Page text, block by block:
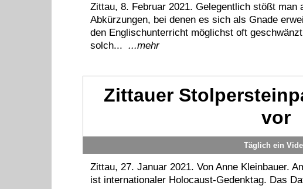
Zittau, 8. Februar 2021. Gelegentlich stößt man
Abkürzungen, bei denen es sich als Gnade
den Englischunterricht möglichst oft
solch... ...mehr
Zittauer
vor
Täglich ein
Zittau, 27. Januar 2021. Von Anne Kleinbauer.
ist internationaler Holocaust-Gedenktag. Das